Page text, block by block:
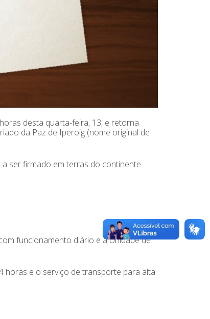
desta quarta-feira, 13, e retorna
da Paz de Iperoig (nome original de
ser firmado em terras do continente
funcionamento diário e a Unidade de
horas e o serviço de transporte para alta